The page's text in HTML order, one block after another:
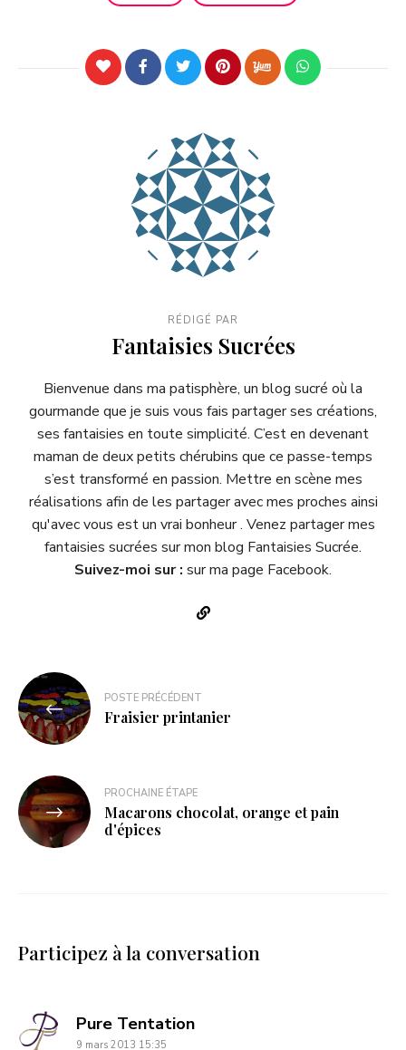
RÉDIGÉ PAR
Fantaisies Sucrées
Bienvenue dans ma patisphère, un blog sucré où la
gourmande que je suis vous fais partager ses créations,
ses fantaisies en toute simplicité. C’est en devenant
maman de deux petits chérubins que ce passe-temps
s’est transformé en passion. Mettre en scène mes
réalisations afin de les partager avec mes proches ainsi
qu'avec vous est un vrai bonheur . Venez partager mes
fantaisies sucrées sur mon blog Fantaisies Sucrée.
Suivez-moi sur : sur ma page Facebook.
POSTE PRÉCÉDENT
Fraisier printanier
PROCHAINE ÉTAPE
Macarons chocolat, orange et pain
d'épices
Participez à la conversation
Pure Tentationdit
9 mars 2013 15:35